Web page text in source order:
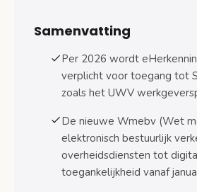
implementatie
en
Impact op
Impact op
toegang
Nieuwe
uitkeringen
Samenvatting
Per 2026 wordt
verplicht voor toegang tot
zoals het UWV
De nieuwe Wmebv (Wet
elektronisch bestuurlijk
overheidsdiensten tot
toegankelijkheid vanaf